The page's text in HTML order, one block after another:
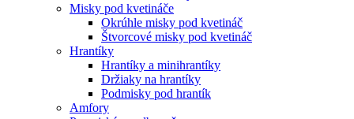
Misky pod kvetináče
Okrúhle misky pod kvetináč
Štvorcové misky pod kvetináč
Hrantíky
Hrantíky a minihrantíky
Držiaky na hrantíky
Podmisky pod hrantík
Amfory